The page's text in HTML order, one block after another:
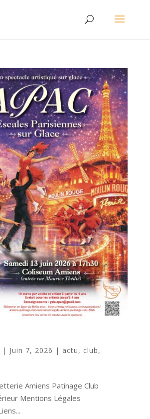
| Juin 7, 2026 | actu, club,
Amiens Patinage Club
Mentions Légales